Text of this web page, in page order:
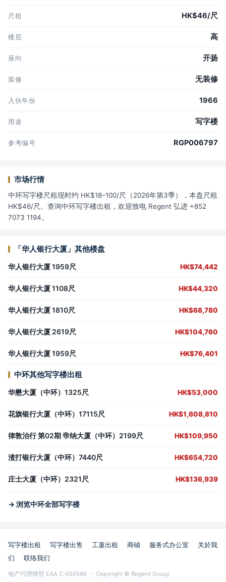
尺租 HK$46/尺
楼层 高
座向 开扬
装修 无装修
入伙年份 1966
用途 写字楼
参考编号 RGP006797
市场行情
中环写字楼尺租现时约 HK$18–100/尺（2026年第3季），本盘尺租
HK$46/尺。查询中环写字楼出租，欢迎致电 Regent 弘进 +852
7073 1194。
「华人银行大厦」其他楼盘
华人银行大厦 1959尺 HK$74,442
华人银行大厦 1108尺 HK$44,320
华人银行大厦 1810尺 HK$68,780
华人银行大厦 2619尺 HK$104,760
华人银行大厦 1959尺 HK$76,401
中环其他写字楼出租
华懋大厦（中环）1325尺 HK$53,000
花旗银行大厦（中环）17115尺 HK$1,608,810
律敦治行 第02期 帝纳大厦（中环）2199尺 HK$109,950
渣打银行大厦（中环）7440尺 HK$654,720
庄士大厦（中环）2321尺 HK$136,939
→ 浏览中环全部写字楼
写字楼出租 写字楼出售 工厦出租 商铺 服务式办公室
关於我
们
联络我们
地产代理牌照 EAA C-056586 ・ Copyright © Regent Group